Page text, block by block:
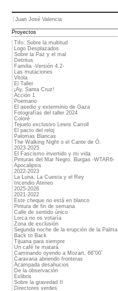
Juan José Valencia
Proyectos
Tifo: Sobre la multitud
Logo Desplazados
Sobre la Paz y el mal
Detritus
Familia -Versión 4.2-
Las mutaciones
Vitola
El Taller
¡Ay, Santa Cruz!
Acción 1
Poemario
El asedio y exterminio de Gaza
Fotografías del taller 2024
Coloré
Tejuelo exclusivo Lewis Carroll
El pacto del reloj
Palomas Blancas
The Walking Night o el Cante de Ó.
2023-2025
El Fascismo invertido y mi vida
Pinturas del Mar Negro. Burgas -WTAR6-
Apocalipsis
2022-2023
La Luna, La Cuesta y el Rey
Incendio Ateneo
2025-2026
2021-2022
Este cheque no está en blanco
Pintura de fin de semana
Calle de sentido único
Lorca no os votaría
Zona de exclusión
Segunda noche de la erupción de la Palma
Back to Back
Tijuana para siempre
Un café te matará
Caminando oyendo a Mozart, 66"00´
Caravana abriendo fronteras
Acampada desahucios
De la observación
Exlibris
Sobre la gravedad II
Directores verdes